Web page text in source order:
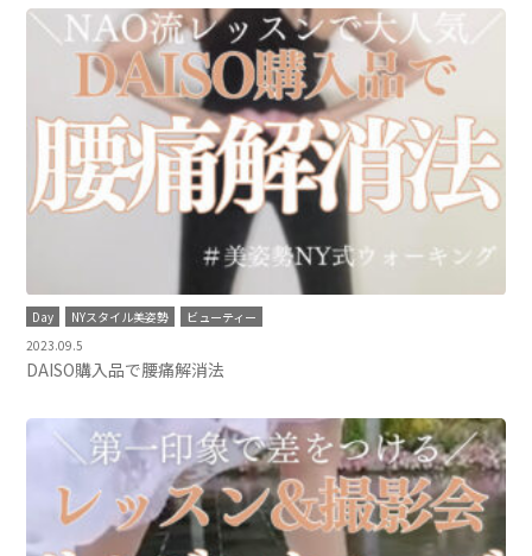
Day NYスタイル美姿勢
ビューティー
2023.09.5
DAISO購入品で腰痛解消法